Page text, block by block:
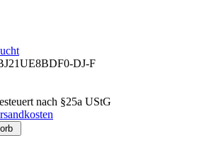
DJ-F
nach §25a UStG